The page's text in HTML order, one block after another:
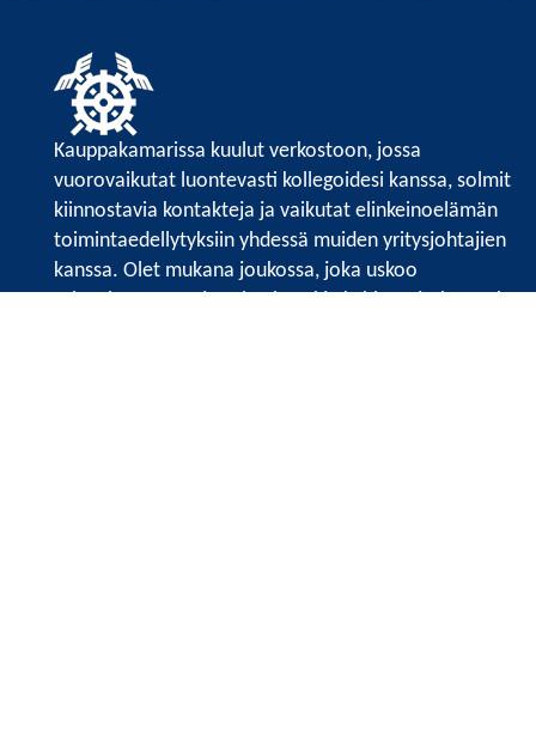
Kauppakamarissa kuulut verkostoon, jossa
vuorovaikutat luontevasti kollegoidesi kanssa, solmit
kiinnostavia kontakteja ja vaikutat elinkeinoelämän
toimintaedellytyksiin yhdessä muiden yritysjohtajien
kanssa. Olet mukana joukossa, joka uskoo